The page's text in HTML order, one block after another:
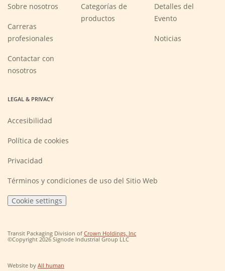
Sobre nosotros
Carreras
profesionales
new
Contactar con
nosotros
Categorías de
productos
Detalles del
Evento
Noticias
LEGAL & PRIVACY
Accesibilidad
Política de cookies
Privacidad
Términos y condiciones de uso del Sitio Web
Cookie settings
Transit Packaging Division of Crown Holdings, Inc(Opens
in
©Copyright 2026 Signode Industrial Group LLC
Website by All human